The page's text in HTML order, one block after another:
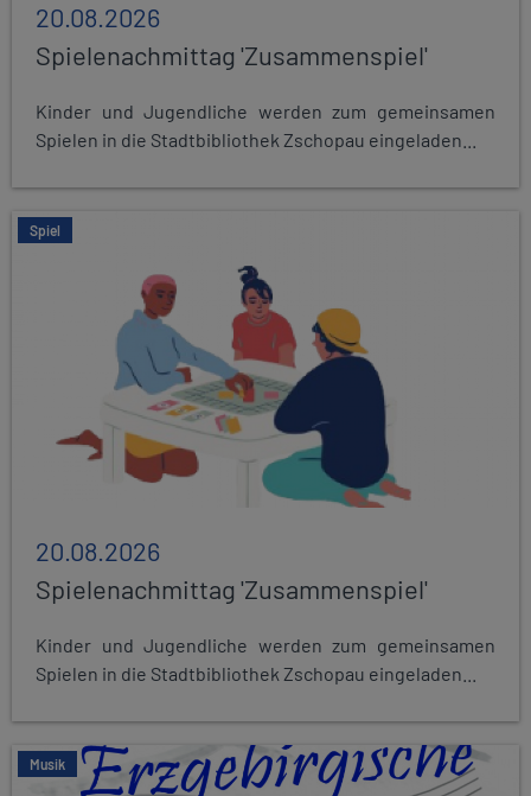
20.08.2026
Spielenachmittag 'Zusammenspiel'
Kinder und Jugendliche werden zum gemeinsamen
Spielen in die Stadtbibliothek Zschopau eingeladen...
Spiel
20.08.2026
Spielenachmittag 'Zusammenspiel'
Kinder und Jugendliche werden zum gemeinsamen
Spielen in die Stadtbibliothek Zschopau eingeladen...
Musik